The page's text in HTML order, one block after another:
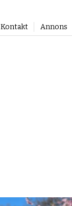
Kontakt Annons